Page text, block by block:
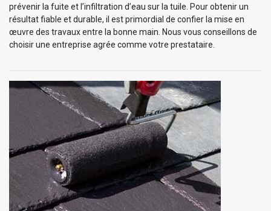
prévenir la fuite et l’infiltration d’eau sur la tuile. Pour obtenir un
résultat fiable et durable, il est primordial de confier la mise en
œuvre des travaux entre la bonne main. Nous vous conseillons de
choisir une entreprise agrée comme votre prestataire.